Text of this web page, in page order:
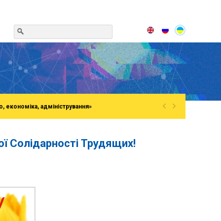
економіка, адміністрування» « »
Солідарності Трудящих!